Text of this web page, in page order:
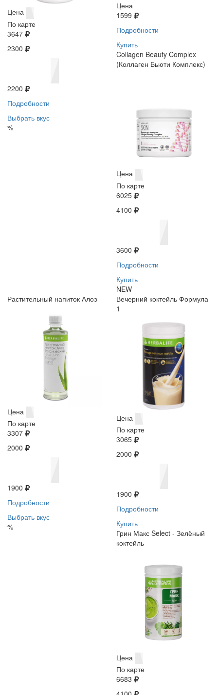
Цена
По карте
3647
2300
2200
Подробности
Выбрать вкус
%
Цена
1599
Подробности
Купить
Collagen Beauty Complex
(Коллаген Бьюти Комплекс)
Цена
По карте
6025
4100
3600
Подробности
Купить
NEW
Растительный напиток Алоэ
Цена
По карте
3307
2000
1900
Подробности
Выбрать вкус
%
Вечерний коктейль Формула
1
Цена
По карте
3065
2000
1900
Подробности
Купить
Грин Макс Select - Зелёный
коктейль
Цена
По карте
6683